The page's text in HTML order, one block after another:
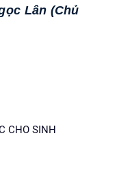
Lân (Chủ
CHO SINH